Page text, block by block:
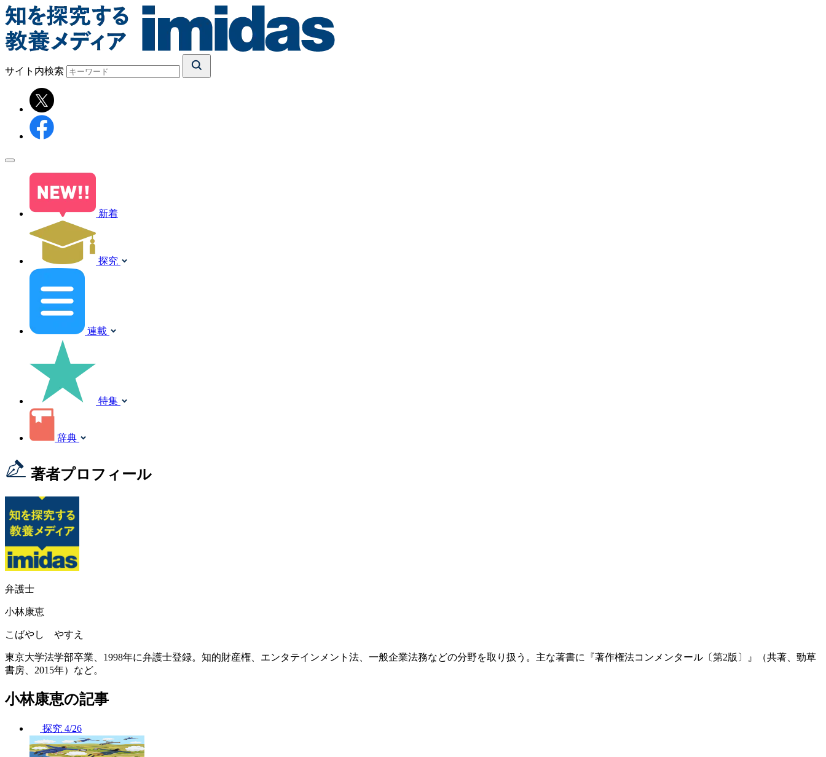
サイト内検索
新着
探究
連載
特集
辞典
著者プロフィール
弁護士
小林康恵
こばやし やすえ
東京大学法学部卒業、1998年に弁護士登録。知的財産権、エンタテインメント法、一般企業法務などの分野を取り扱う。主な著書に『著作権法コンメンタール〔第2版〕』（共著、勁草
書房、2015年）など。
小林康恵の記事
探究 4/26